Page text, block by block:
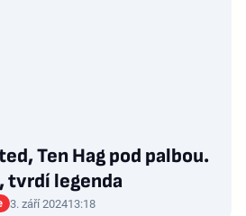
Ten Hag pod palbou.
tvrdí legenda
3. září 202413:18